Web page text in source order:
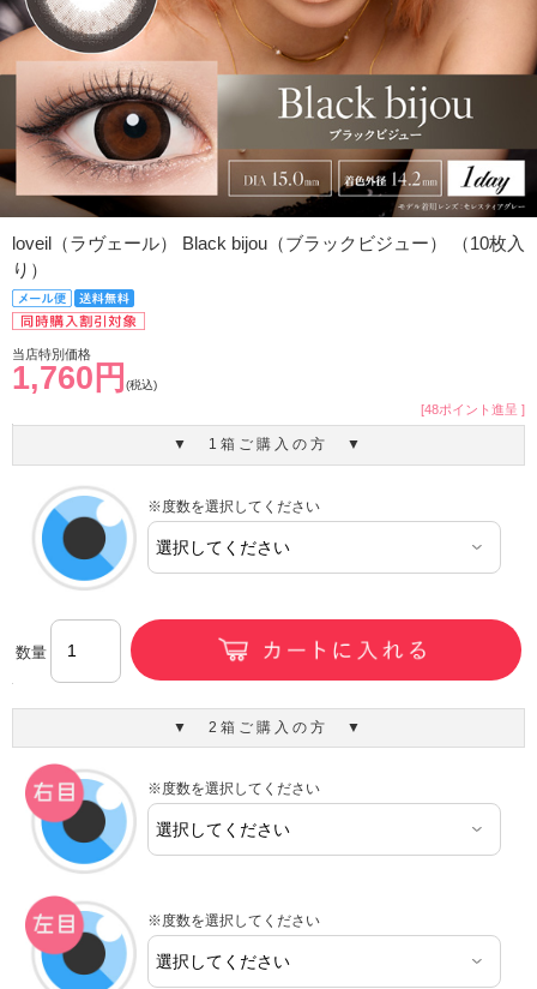
loveil（ラヴェール） Black bijou（ブラックビジュー） （10枚入
り）
当店特別価格
1,760円 (税込)
[48ポイント進呈 ]
▼ 1箱ご購入の方 ▼
※度数を選択してください
数量
▼ 2箱ご購入の方 ▼
※度数を選択してください
※度数を選択してください